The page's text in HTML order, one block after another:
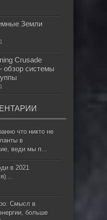
Земли
Crusade
системы
что никто не
в
веди мы п...
в 2021
Смысл в
больше